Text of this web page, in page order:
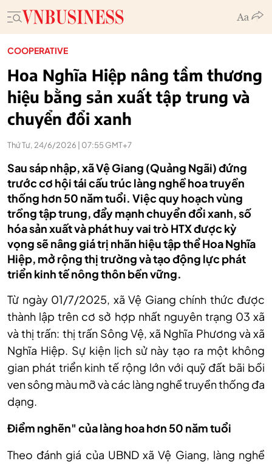
COOPERATIVE
Hoa Nghĩa Hiệp nâng tầm thương
hiệu bằng sản xuất tập trung và
chuyển đổi xanh
Thứ Tư, 24/6/2026 | 07:55 GMT+7
Sau sáp nhập, xã Vệ Giang (Quảng Ngãi) đứng
trước cơ hội tái cấu trúc làng nghề hoa truyền
thống hơn 50 năm tuổi. Việc quy hoạch vùng
trồng tập trung, đẩy mạnh chuyển đổi xanh, số
hóa sản xuất và phát huy vai trò HTX được kỳ
vọng sẽ nâng giá trị nhãn hiệu tập thể Hoa Nghĩa
Hiệp, mở rộng thị trường và tạo động lực phát
triển kinh tế nông thôn bền vững.
Từ ngày 01/7/2025, xã Vệ Giang chính thức được
thành lập trên cơ sở hợp nhất nguyên trạng 03 xã
và thị trấn: thị trấn Sông Vệ, xã Nghĩa Phương và xã
Nghĩa Hiệp. Sự kiện lịch sử này tạo ra một không
gian phát triển kinh tế rộng lớn với quỹ đất bãi bồi
ven sông màu mỡ và các làng nghề truyền thống đa
dạng.
Điểm nghẽn" của làng hoa hơn 50 năm tuổi
Theo đánh giá của UBND xã Vệ Giang, làng nghề